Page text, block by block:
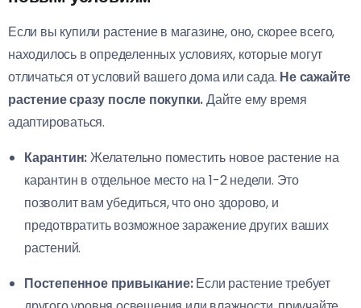
Если вы купили растение в магазине, оно, скорее всего,
находилось в определенных условиях, которые могут
отличаться от условий вашего дома или сада. Не сажайте
растение сразу после покупки.Дайте ему время
адаптироваться.
Карантин:Желательно поместить новое растение на
карантин в отдельное место на 1-2 недели. Это
позволит вам убедиться, что оно здорово, и
предотвратить возможное заражение других ваших
растений.
Постепенное привыкание:Если растение требует